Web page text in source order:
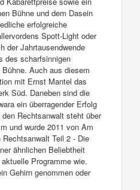
Bühne und dem Dasein
erfolgreiche
Spott-Light oder
der Jahrtausendwende
des scharfsinnigen
Auch aus diesem
mit Ernst Mantel das
Süd. Daneben sind die
ein überragender Erfolg
Rechtsanwalt steht über
und wurde 2011 von Am
Teil 2 - Die
ähnlichen Beliebtheit
Programme wie.
Gehirn genommen oder